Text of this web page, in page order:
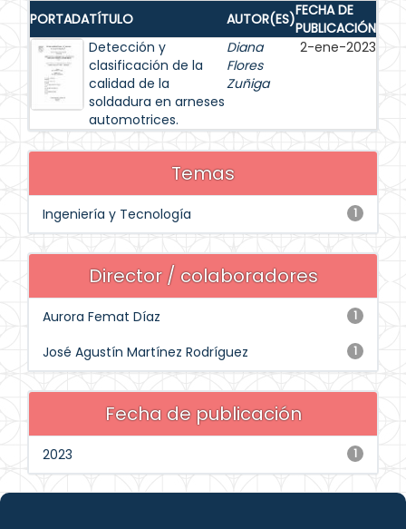
PORTADATÍTULO AUTOR(ES)FECHA DE
PUBLICACIÓN
Detección y
clasificación de la
calidad de la
soldadura en arneses
automotrices.
Diana
Flores
Zuñiga
2-ene-2023
Temas
1
Ingeniería y Tecnología
Director / colaboradores
1
Aurora Femat Díaz
1
José Agustín Martínez Rodríguez
Fecha de publicación
1
2023